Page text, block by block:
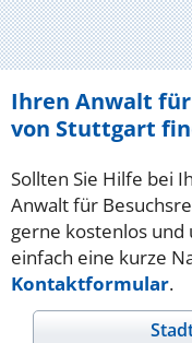
Ihren Anwalt
von Stuttgart
Sollten Sie Hilfe bei
Anwalt für
gerne kostenlos und
einfach eine kurze
Kontaktformular.